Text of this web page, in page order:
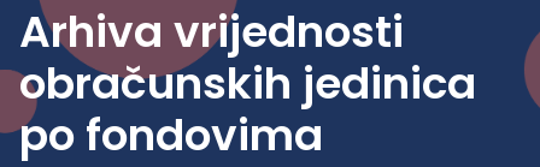
Arhiva vrijednosti
obračunskih jedinica
po fondovima